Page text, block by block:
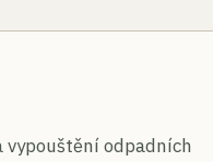
vypouštění odpadních